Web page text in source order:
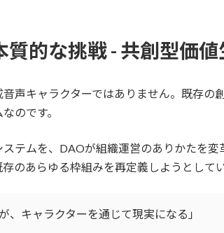
質的な挑戦 - 共創型価
声キャラクターではありません。既存の
のです。
ステムを、DAOが組織運営のありかたを
存のあらゆる枠組みを再定義しようとしてい
、キャラクターを通じて現実になる」